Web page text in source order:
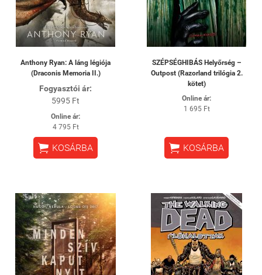
Anthony Ryan: A láng légiója
(Draconis Memoria II.)
Fogyasztói ár:
5995 Ft
Online ár:
4 795 Ft
 KOSÁRBA
SZÉPSÉGHIBÁS Helyőrség –
Outpost (Razorland trilógia 2.
kötet)
Online ár:
1 695 Ft
 KOSÁRBA